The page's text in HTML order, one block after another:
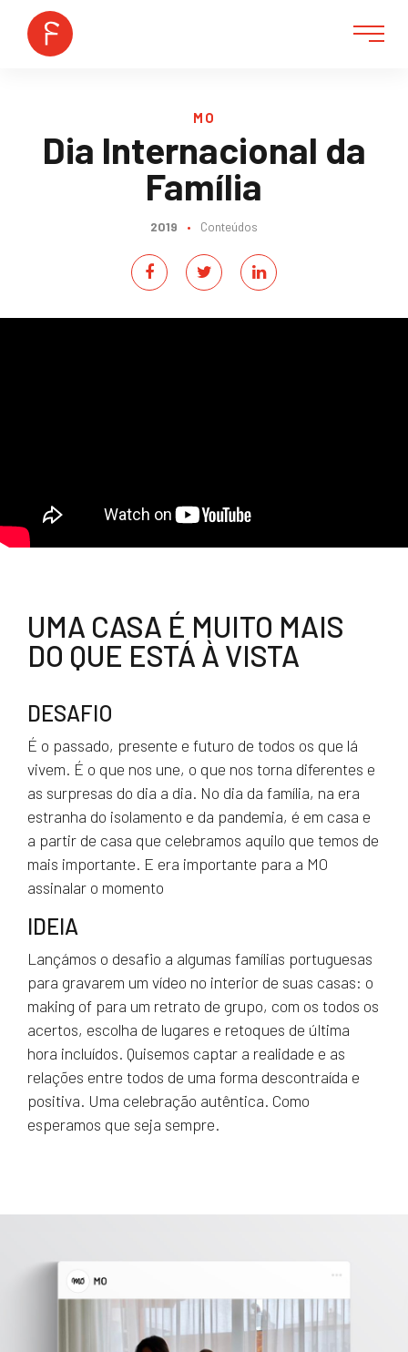
MO
Dia Internacional da
Família
2019 • Conteúdos
UMA CASA É MUITO MAIS
DO QUE ESTÁ À VISTA
DESAFIO
É o passado, presente e futuro de todos os que lá
vivem. É o que nos une, o que nos torna diferentes e
as surpresas do dia a dia. No dia da família, na era
estranha do isolamento e da pandemia, é em casa e
a partir de casa que celebramos aquilo que temos de
mais importante. E era importante para a MO
assinalar o momento
IDEIA
Lançámos o desafio a algumas famílias portuguesas
para gravarem um vídeo no interior de suas casas: o
making of para um retrato de grupo, com os todos os
acertos, escolha de lugares e retoques de última
hora incluídos. Quisemos captar a realidade e as
relações entre todos de uma forma descontraída e
positiva. Uma celebração autêntica. Como
esperamos que seja sempre.